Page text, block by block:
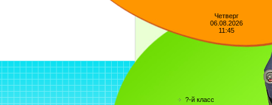
Четверг
06.08.2026
11:45
?-й класс